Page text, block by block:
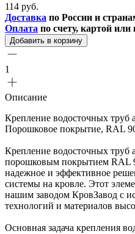
114 руб.
Доставка по России и
Оплата по счету, картой
Добавить в корзину
1
Описание
Крепление водосточных труб
Порошковое покрытие, RAL
Крепление водосточных труб
порошковым покрытием RAL
надежное и эффективное
системы на кровле. Этот
нашим заводом КровЗавод с
технологий и материалов
Основная задача крепления